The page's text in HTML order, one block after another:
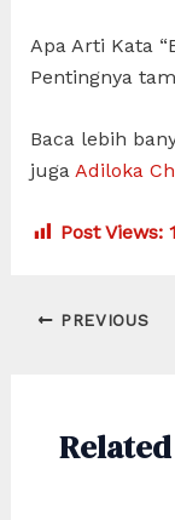
Apa Arti Kata
Pentingnya
Baca lebih
juga Adiloka
Post Views:
Post
PREVIOUS